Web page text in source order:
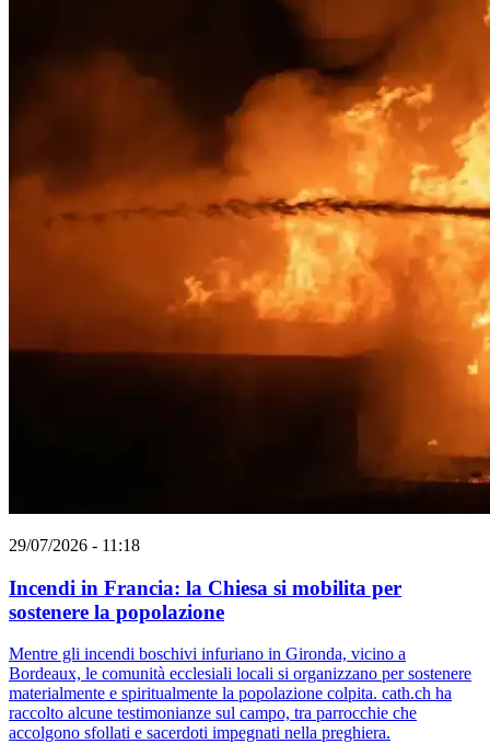
29/07/2026 - 11:18
Incendi in Francia: la Chiesa si mobilita per
sostenere la popolazione
Mentre gli incendi boschivi infuriano in Gironda, vicino a
Bordeaux, le comunità ecclesiali locali si organizzano per sostenere
materialmente e spiritualmente la popolazione colpita. cath.ch ha
raccolto alcune testimonianze sul campo, tra parrocchie che
accolgono sfollati e sacerdoti impegnati nella preghiera.